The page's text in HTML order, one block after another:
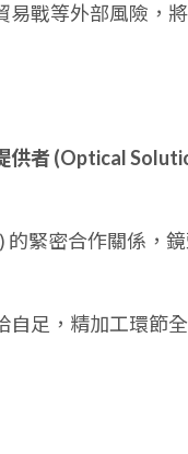
易戰等外部風險，
供者 (Optical
的緊密合作關係，
自足，精加工環節